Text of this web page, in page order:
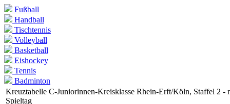
Fußball
Handball
Tischtennis
Volleyball
Basketball
Eishockey
Tennis
Badminton
Kreuztabelle C-Juniorinnen-Kreisklasse Rhein-Erft/Köln, Staffel 2 -
Spieltag